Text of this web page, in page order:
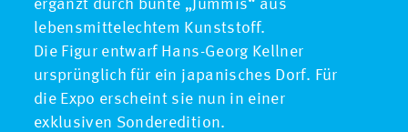
ergänzt durch bunte „Jummis“ aus
lebensmittelechtem Kunststoff.
Die Figur entwarf Hans-Georg Kellner
ursprünglich für ein japanisches Dorf. Für
die Expo erscheint sie nun in einer
exklusiven Sonderedition.